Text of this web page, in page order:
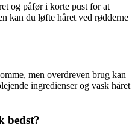
og påfør i korte pust for at
kan du løfte håret ved rødderne
men overdreven brug kan
ingredienser og vask håret
bedst?